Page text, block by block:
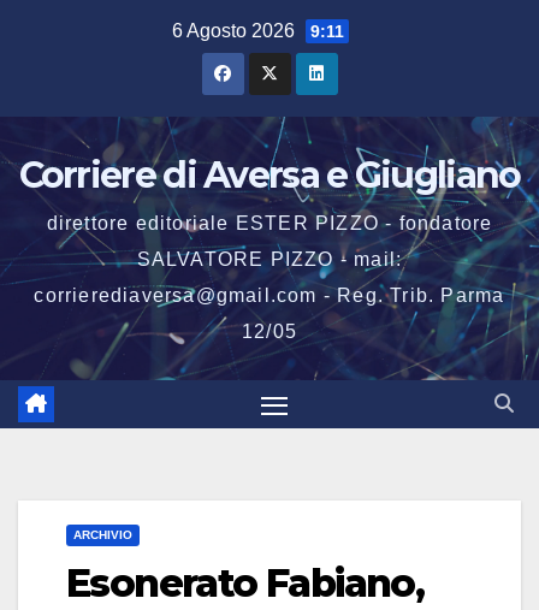
6 Agosto 2026 9:11
Corriere di Aversa e Giugliano
direttore editoriale ESTER PIZZO - fondatore
SALVATORE PIZZO - mail:
corrierediaversa@gmail.com - Reg. Trib. Parma
12/05
ARCHIVIO
Esonerato Fabiano,